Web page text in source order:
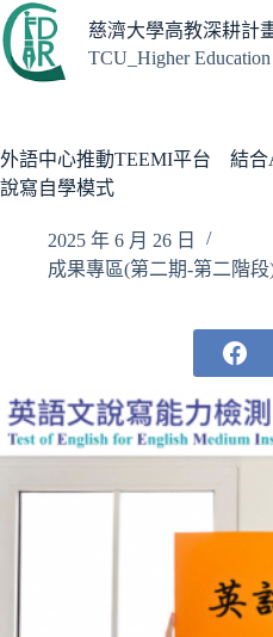
跳
至
主
容
慈濟大學高教深耕計
TCU_Higher Education
外語中心推動TEEMI平台 結合
說寫自學模式
2025 年 6 月 26 日
成果專區(第二期-第二階段